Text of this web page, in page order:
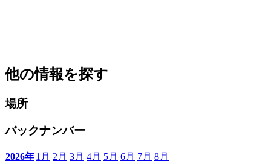
他の情報を探す
場所
バックナンバー
2026年1月 2月 3月 4月 5月 6月 7月 8月